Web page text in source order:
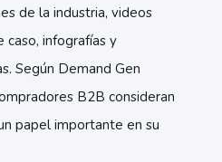
de la industria, videos
caso, infografías y
Según Demand Gen
B2B consideran
papel importante en su